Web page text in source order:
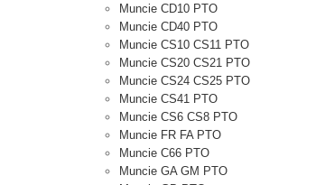
Muncie CD10 PTO
Muncie CD40 PTO
Muncie CS10 CS11 PTO
Muncie CS20 CS21 PTO
Muncie CS24 CS25 PTO
Muncie CS41 PTO
Muncie CS6 CS8 PTO
Muncie FR FA PTO
Muncie C66 PTO
Muncie GA GM PTO